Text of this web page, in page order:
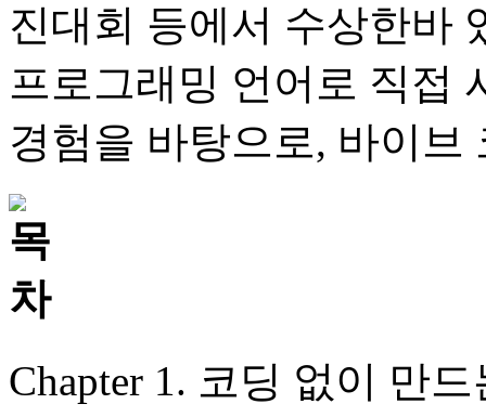
진대회 등에서 수상한바
프로그래밍 언어로 직접
경험을 바탕으로, 바이브
Chapter 1. 코딩 없이 만